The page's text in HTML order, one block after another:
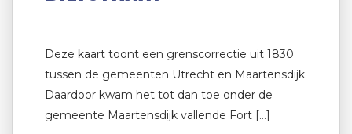
Deze kaart toont een grenscorrectie uit 1830
tussen de gemeenten Utrecht en Maartensdijk.
Daardoor kwam het tot dan toe onder de
gemeente Maartensdijk vallende Fort […]